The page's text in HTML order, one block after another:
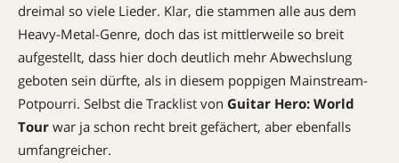
dreimal so viele Lieder. Klar, die stammen alle aus dem
Heavy-Metal-Genre, doch das ist mittlerweile so breit
aufgestellt, dass hier doch deutlich mehr Abwechslung
geboten sein dürfte, als in diesem poppigen Mainstream-
Potpourri. Selbst die Tracklist von Guitar Hero: World
Tour war ja schon recht breit gefächert, aber ebenfalls
umfangreicher.